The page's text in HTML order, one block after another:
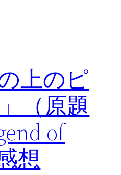
上のピ
（原題
of
想